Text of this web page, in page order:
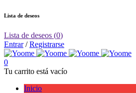
Lista de deseos
Lista de deseos (0)
Entrar/Registrarse
0
Tu carrito está vacío
Inicio